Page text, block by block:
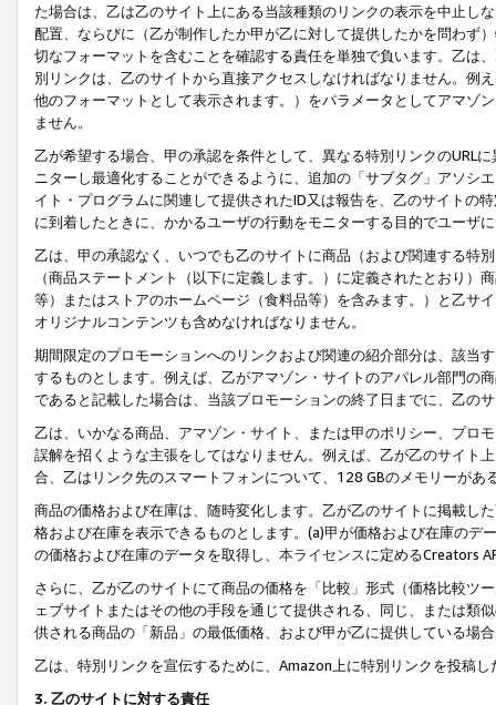
た場合は、乙は乙のサイト上にある当該種類のリンクの表示を中止し
配置、ならびに（乙が制作したか甲が乙に対して提供したかを問わず
切なフォーマットを含むことを確認する責任を単独で負います。乙は
別リンクは、乙のサイトから直接アクセスしなければなりません。例
他のフォーマットとして表示されます。）をパラメータとしてアマゾ
ません。
乙が希望する場合、甲の承認を条件として、異なる特別リンクのURL
ニターし最適化することができるように、追加の「サブタグ」アソシ
イト・プログラムに関連して提供されたID又は報告を、乙のサイトの
に到着したときに、かかるユーザの行動をモニターする目的でユーザ
乙は、甲の承認なく、いつでも乙のサイトに商品（および関連する特
（商品ステートメント（以下に定義します。）に定義されたとおり
等）またはストアのホームページ（食料品等）を含みます。）と乙サ
オリジナルコンテンツも含めなければなりません。
期間限定のプロモーションへのリンクおよび関連の紹介部分は、該当
するものとします。例えば、乙がアマゾン・サイトのアパレル部門の
であると記載した場合は、当該プロモーションの終了日までに、乙の
乙は、いかなる商品、アマゾン・サイト、または甲のポリシー、プロ
誤解を招くような主張をしてはなりません。例えば、乙が乙のサイト
合、乙はリンク先のスマートフォンについて、128 GBのメモリーがあ
商品の価格および在庫は、随時変化します。乙が乙のサイトに掲載し
格および在庫を表示できるものとします。(a)甲が価格および在庫の
の価格および在庫のデータを取得し、 本ライセンスに定めるCreators
さらに、乙が乙のサイトにて商品の価格を「比較」形式（価格比較ツ
ェブサイトまたはその他の手段を通じて提供される、同じ、または類
供される商品の「新品」の最低価格、および甲が乙に提供している場
乙は、特別リンクを宣伝するために、Amazon上に特別リンクを投稿
3. 乙のサイトに対する責任